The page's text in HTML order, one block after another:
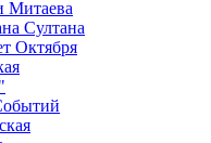
Митаева
Султана
Октября